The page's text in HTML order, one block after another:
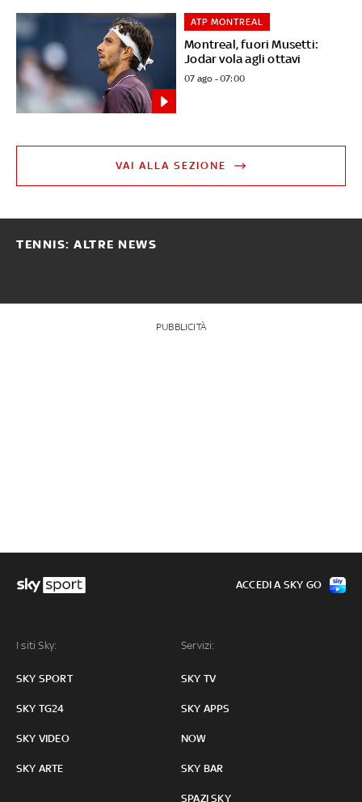
Montreal, fuori Musetti:
Jodar vola agli ottavi
ATP MONTREAL
07 ago - 07:00
VAI ALLA SEZIONE
TENNIS: ALTRE NEWS
PUBBLICITÀ
I siti Sky:
SKY SPORT
SKY TG24
SKY VIDEO
SKY ARTE
Servizi:
SKY TV
SKY APPS
NOW
SKY BAR
SPAZI SKY
ACCEDI A SKY GO